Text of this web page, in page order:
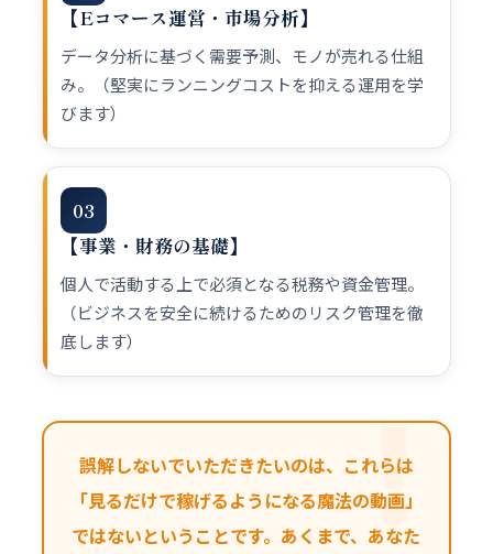
【Eコマース運営・市場分析】
データ分析に基づく需要予測、モノが売れる仕組
み。（堅実にランニングコストを抑える運用を学
びます）
03
【事業・財務の基礎】
個人で活動する上で必須となる税務や資金管理。
（ビジネスを安全に続けるためのリスク管理を徹
底します）
誤解しないでいただきたいのは、 これらは
「見るだけで稼げるようになる魔法の動画」
ではないということです。あくまで、あなた